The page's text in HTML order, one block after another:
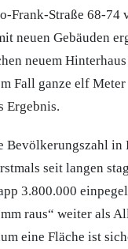
Frank-Straße 68-74
neuen Gebäuden
neuem
Fall ganze elf
Ergebnis.
Bevölkerungszahl in
seit langen
3.800.000
raus“ weiter als
eine Fläche ist